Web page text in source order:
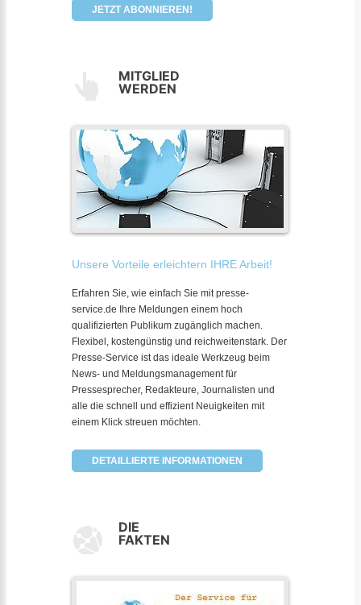
JETZT ABONNIEREN!
MITGLIED
WERDEN
Unsere Vorteile erleichtern IHRE Arbeit!
Erfahren Sie, wie einfach Sie mit presse-
service.de Ihre Meldungen einem hoch
qualifizierten Publikum zugänglich machen.
Flexibel, kostengünstig und reichweitenstark. Der
Presse-Service ist das ideale Werkzeug beim
News- und Meldungsmanagement für
Pressesprecher, Redakteure, Journalisten und
alle die schnell und effizient Neuigkeiten mit
einem Klick streuen möchten.
DETAILLIERTE INFORMATIONEN
DIE
FAKTEN